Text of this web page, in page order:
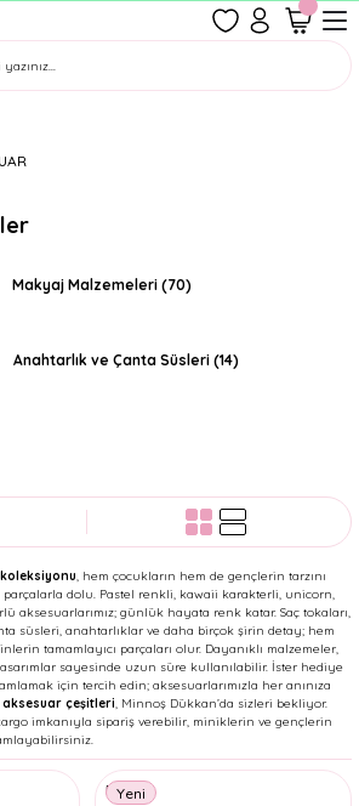
Aynı Gün Kargoda!
Makyaj Malzemeleri (70)
Anahtarlık ve Çanta Süsleri (14)
, hem çocukların hem de gençlerin tarzını
parçalarla dolu. Pastel renkli, kawaii karakterli, unicorn,
aksesuarlarımız; günlük hayata renk katar. Saç tokaları,
süsleri, anahtarlıklar ve daha birçok şirin detay; hem
tamamlayıcı parçaları olur. Dayanıklı malzemeler,
sayesinde uzun süre kullanılabilir. İster hediye
için tercih edin; aksesuarlarımızla her anınıza
aksesuar çeşitleri, Minnoş Dükkan’da sizleri bekliyor.
imkanıyla sipariş verebilir, miniklerin ve gençlerin
Yeni
Mikro